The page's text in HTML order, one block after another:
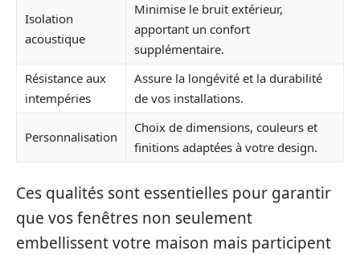
Isolation
acoustique
Minimise le bruit extérieur,
apportant un confort
supplémentaire.
Résistance aux
intempéries
Assure la longévité et la durabilité
de vos installations.
Personnalisation
Choix de dimensions, couleurs et
finitions adaptées à votre design.
Ces qualités sont essentielles pour garantir
que vos fenêtres non seulement
embellissent votre maison mais participent